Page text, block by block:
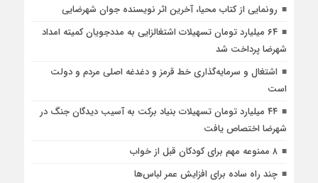
رونمایی از کتاب محیا، آخرین اثر نویسنده جوان شهرضایی
۶۴ میلیارد تومان تسهیلات اشتغالزایی به مددجویان کمیته امداد
شهرضا پرداخت شد
اشتغال و سرمایه‌گذاری خط قرمز و دغدغه اصلی مردم و دولت
است
۴۴ میلیارد تومان تسهیلات بنیاد برکت به آسیب دیدگان جنگ در
شهرضا اختصاص یافت
۸ ممنوعه مهم برای کودکان قبل از خواب
چند راه ساده برای افزایش عمر لباس‌ها